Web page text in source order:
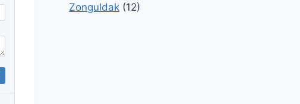
Zonguldak (12)